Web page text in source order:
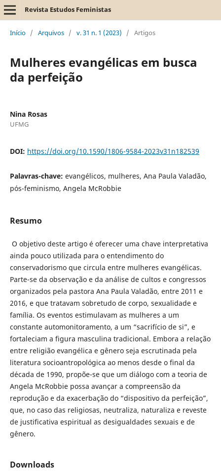
Revista Estudos Feministas
Início / Arquivos / v. 31 n. 1 (2023) / Artigos
Mulheres evangélicas em busca
da perfeição
Nina Rosas
UFMG
DOI: https://doi.org/10.1590/1806-9584-2023v31n182539
Palavras-chave: evangélicos, mulheres, Ana Paula Valadão,
pós-feminismo, Angela McRobbie
Resumo
O objetivo deste artigo é oferecer uma chave interpretativa
ainda pouco utilizada para o entendimento do
conservadorismo que circula entre mulheres evangélicas.
Parte-se da observação e da análise de cultos e congressos
organizados pela pastora Ana Paula Valadão, entre 2011 e
2016, e que tratavam sobretudo de corpo, sexualidade e
família. Os eventos estimulavam as mulheres a um
constante automonitoramento, a um “sacrifício de si”, e
fortaleciam a figura masculina tradicional. Embora a relação
entre religião evangélica e gênero seja escrutinada pela
literatura socioantropológica ao menos desde o final da
década de 1990, propõe-se que um diálogo com a teoria de
Angela McRobbie possa avançar a compreensão da
reprodução e da exacerbação do “dispositivo da perfeição”,
que, no caso das religiosas, neutraliza, naturaliza e reveste
de justificativa espiritual as desigualdades sexuais e de
gênero.
Downloads